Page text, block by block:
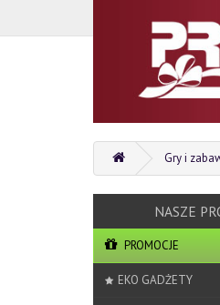
Gry i
PROMOCJE
EKO GADŻETY